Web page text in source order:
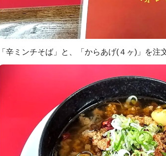
「辛ミンチそば」と、「からあげ(４ヶ)」を注